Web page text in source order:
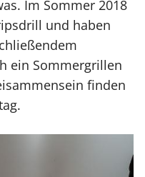
Im Sommer 2018
und haben
ein Sommergrillen
finden